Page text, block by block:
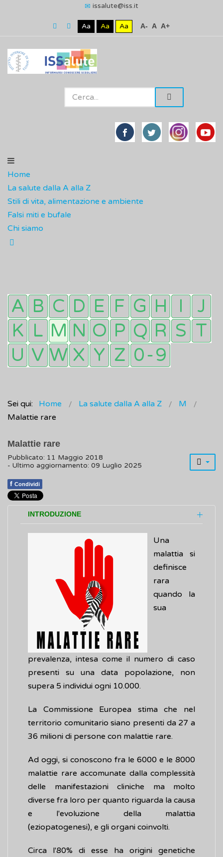
issalute@iss.it
Aa Aa Aa A- A A+
Home
La salute dalla A alla Z
Stili di vita, alimentazione e ambiente
Falsi miti e bufale
Chi siamo
Sei qui: Home La salute dalla A alla Z
M
Malattie rare
Malattie rare
Pubblicato: 11 Maggio 2018
- Ultimo aggiornamento: 09 Luglio 2025
f Condividi
INTRODUZIONE
Una
malattia si
definisce
rara
quando la
sua
prevalenza, intesa come il numero di caso
presenti su una data popolazione, non
supera 5 individui ogni 10.000.
La Commissione Europea stima che nel
territorio comunitario siano presenti da 27 a
36 milioni di persone con malattie rare.
Ad oggi, si conoscono fra le 6000 e le 8000
malattie rare accomunate dalla complessità
delle manifestazioni cliniche ma molto
diverse fra loro per quanto riguarda la causa
e l'evoluzione della malattia
(eziopatogenesi), e gli organi coinvolti.
Circa l'80% di esse ha origini genetiche